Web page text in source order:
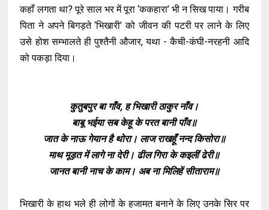
कहाँ लगता था? पूरे साल भर में पूरा ‘ककहारा’ भी न सिख पाया। गरीब
पिता ने अपने बिगड़ते ‘भिखारी’ को जीवन की पटरी पर लाने के लिए
उसे होश सम्भालते ही पुश्तैनी औजार, यथा - कैची-कंघी-नरहनी आदि
को पकड़ा दिया।
कुतुबपुर बा गाँव, ह भिखारी ठाकुर नाँव।
बाबू भईया सब केहू के परत बानी पाँव॥
जात के नाऊ गेयान है थोरा। लाज राखहूँ नन्द किसोरा॥
माथ मूड़त में लागे ना देरी। ढील गिरा के कइलीं ढेरी॥
जानत बानी नाच के काम। अब ना मिलिहें सीताराम॥
भिखारी के हाथ भले ही लोगों के हजामत बनाने के लिए उनके सिर पर